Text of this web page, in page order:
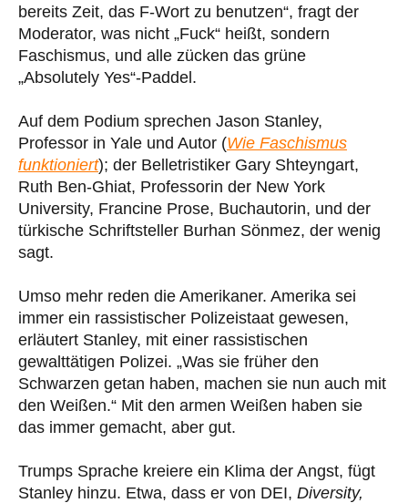
bereits Zeit, das F-Wort zu benutzen“, fragt der
Moderator, was nicht „Fuck“ heißt, sondern
Faschismus, und alle zücken das grüne
„Absolutely Yes“-Paddel.
Auf dem Podium sprechen Jason Stanley,
Professor in Yale und Autor (Wie Faschismus
funktioniert); der Belletristiker Gary Shteyngart,
Ruth Ben-Ghiat, Professorin der New York
University, Francine Prose, Buchautorin, und der
türkische Schriftsteller Burhan Sönmez, der wenig
sagt.
Umso mehr reden die Amerikaner. Amerika sei
immer ein rassistischer Polizeistaat gewesen,
erläutert Stanley, mit einer rassistischen
gewalttätigen Polizei. „Was sie früher den
Schwarzen getan haben, machen sie nun auch mit
den Weißen.“ Mit den armen Weißen haben sie
das immer gemacht, aber gut.
Trumps Sprache kreiere ein Klima der Angst, fügt
Stanley hinzu. Etwa, dass er von DEI, Diversity,